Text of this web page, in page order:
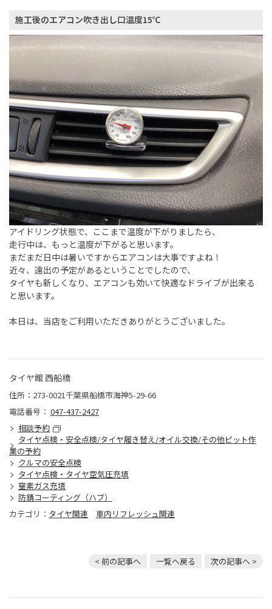
施工後のエアコン吹き出し口温度15℃
アイドリング状態で、ここまで温度が下がりましたら、
走行中は、もっと温度が下がると思います。
まだまだ日中は暑いですからエアコンは大事ですよね！
近々、遠出の予定があるということでしたので、
タイヤも新しくなり、エアコンも効いて快適なドライブが出来る
と思います。
本日は、当店をご利用いただきありがとうございました。
タイヤ館 西船橋
住所：273-0021千葉県船橋市海神5-29-66
電話番号： 047-437-2427
相談予約
タイヤ点検・安全点検/タイヤ履き替え/オイル交換/その他ピット作
業の予約
クルマの安全点検
タイヤ点検・タイヤ空気圧充填
窒素ガス充填
防錆コーティング（ハブ）
カテゴリ： タイヤ関連 車内リフレッシュ関連
< 前の記事へ 一覧へ戻る 次の記事へ >